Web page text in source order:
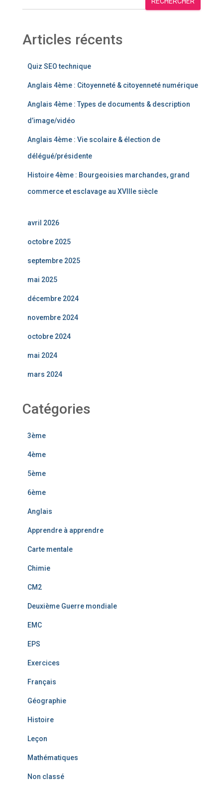
Articles récents
Quiz SEO technique
Anglais 4ème : Citoyenneté & citoyenneté numérique
Anglais 4ème : Types de documents & description
d’image/vidéo
Anglais 4ème : Vie scolaire & élection de
délégué/présidente
Histoire 4ème : Bourgeoisies marchandes, grand
commerce et esclavage au XVIIIe siècle
avril 2026
octobre 2025
septembre 2025
mai 2025
décembre 2024
novembre 2024
octobre 2024
mai 2024
mars 2024
Catégories
3ème
4ème
5ème
6ème
Anglais
Apprendre à apprendre
Carte mentale
Chimie
CM2
Deuxième Guerre mondiale
EMC
EPS
Exercices
Français
Géographie
Histoire
Leçon
Mathématiques
Non classé